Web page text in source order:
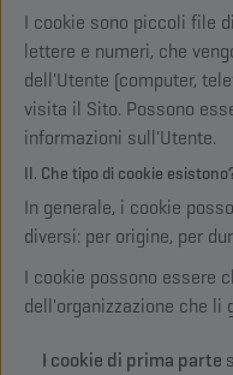
I cookie sono piccoli file
lettere e numeri, che
dell'Utente (computer,
visita il Sito. Possono
informazioni sull'Utente.
II. Che tipo di cookie
In generale, i cookie
diversi: per origine, per
I cookie possono essere
dell'organizzazione che li
I cookie di prima parte